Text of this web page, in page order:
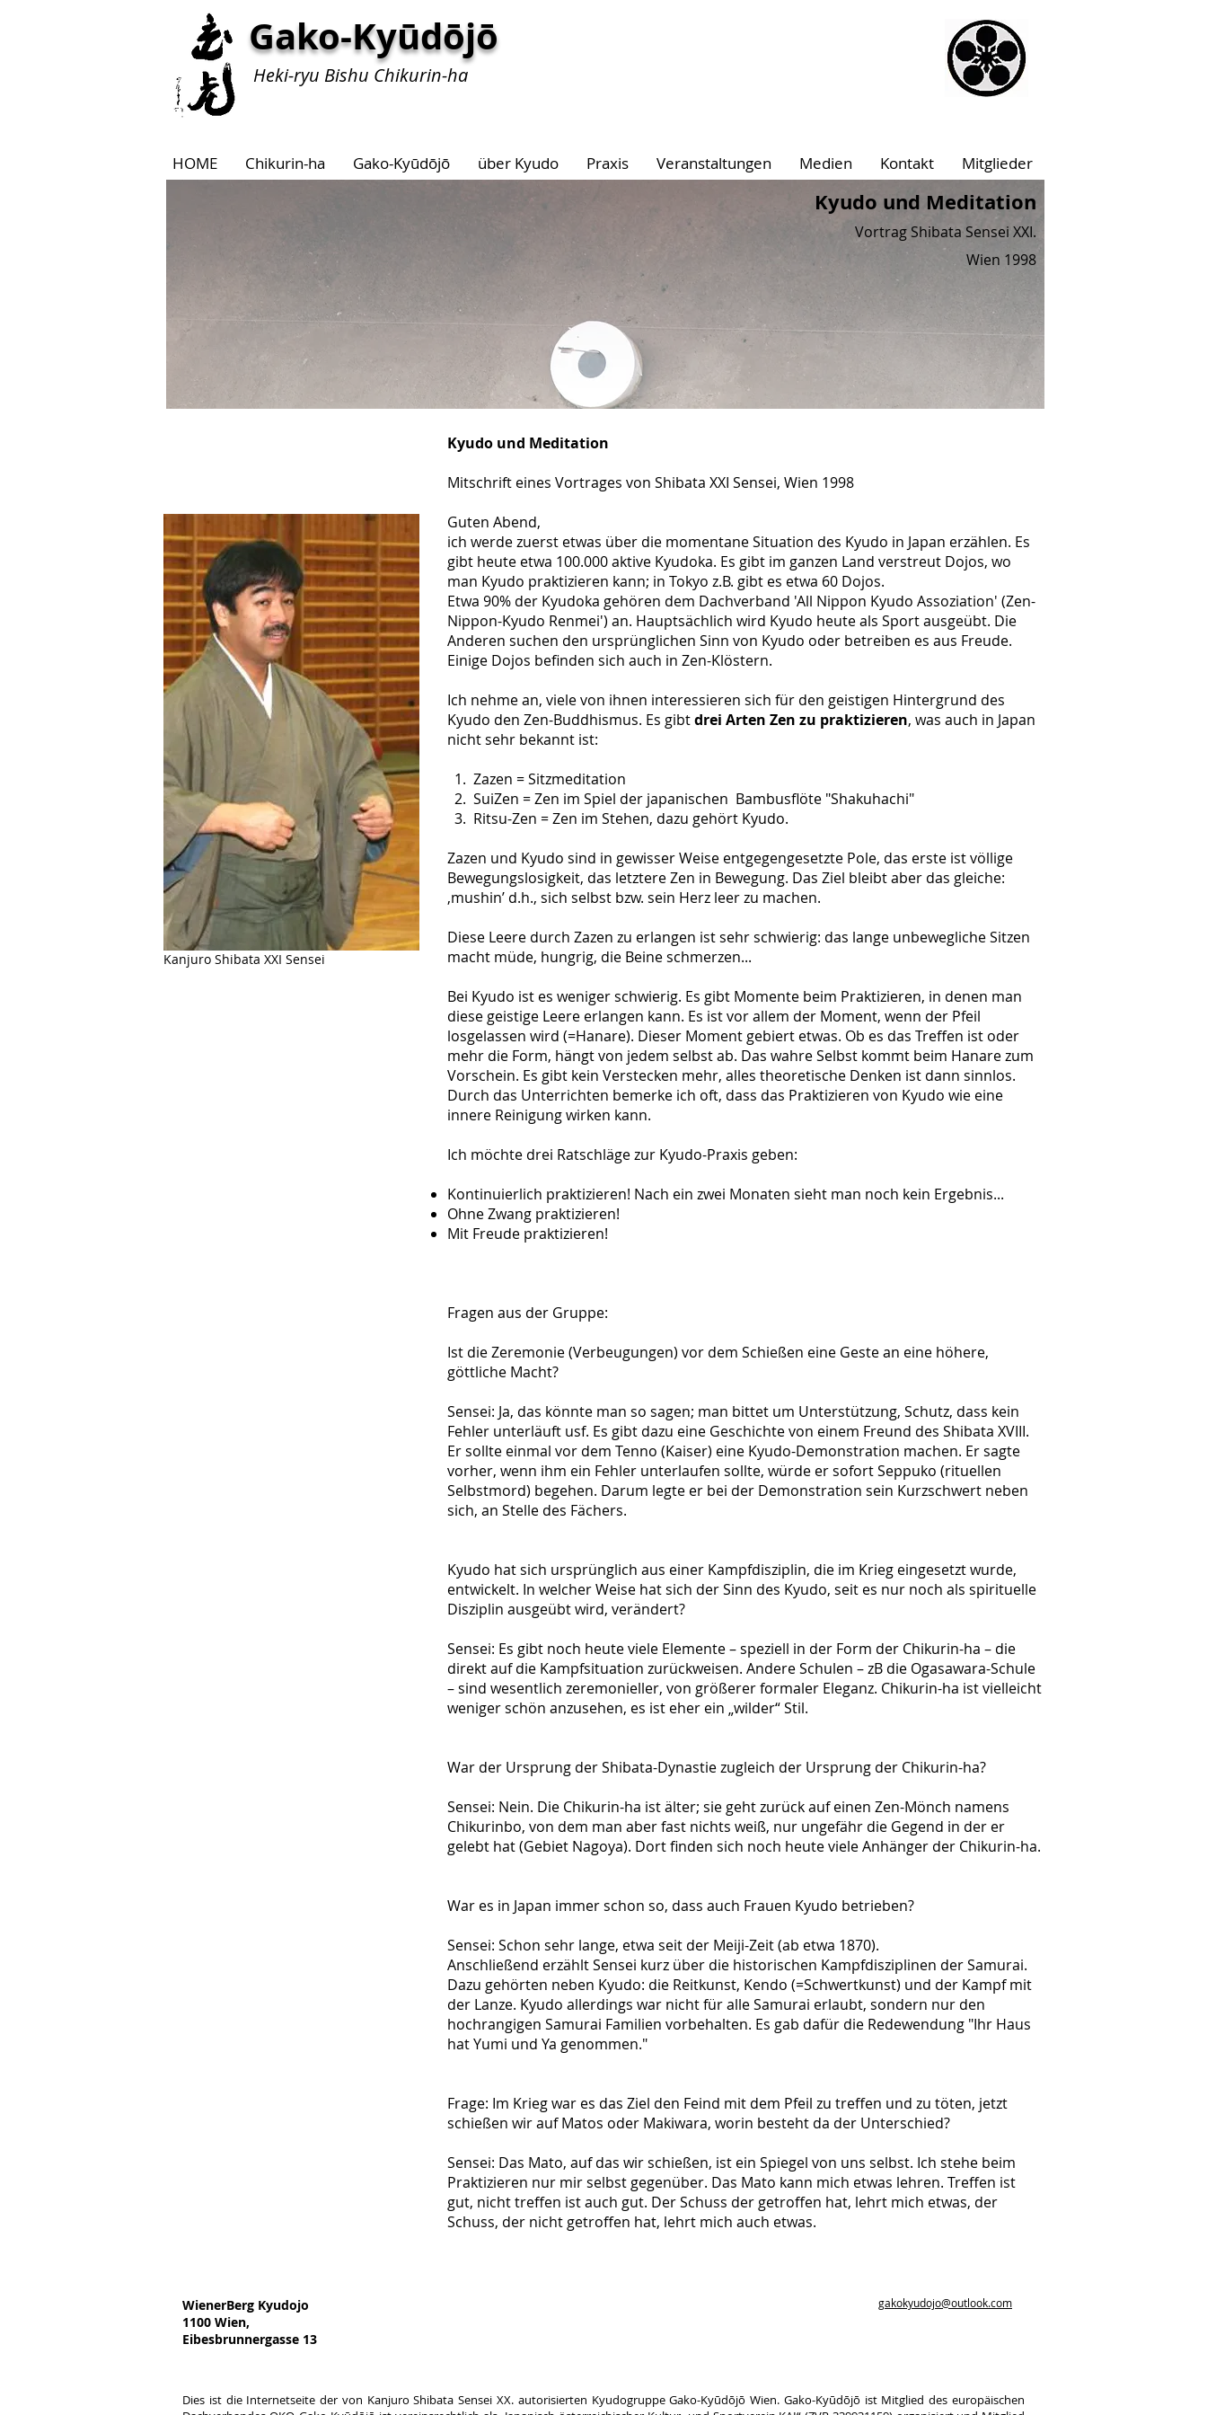
Gako-Kyūdōjō
Heki-ryu Bishu Chikurin-ha
HOME Chikurin-ha Gako-Kyūdōjō über Kyudo Praxis Veranstaltungen Medien Kontakt Mitglieder
Kyudo und Meditation
Vortrag Shibata Sensei XXI.
Wien 1998
Kanjuro Shibata XXI Sensei
Kyudo und Meditation
Mitschrift eines Vortrages von Shibata XXI Sensei, Wien 1998
Guten Abend,
ich werde zuerst etwas über die momentane Situation des Kyudo in Japan erzählen. Es
gibt heute etwa 100.000 aktive Kyudoka. Es gibt im ganzen Land verstreut Dojos, wo
man Kyudo praktizieren kann; in Tokyo z.B. gibt es etwa 60 Dojos.
Etwa 90% der Kyudoka gehören dem Dachverband 'All Nippon Kyudo Assoziation' (Zen-
Nippon-Kyudo Renmei') an. Hauptsächlich wird Kyudo heute als Sport ausgeübt. Die
Anderen suchen den ursprünglichen Sinn von Kyudo oder betreiben es aus Freude.
Einige Dojos befinden sich auch in Zen-Klöstern.
Ich nehme an, viele von ihnen interessieren sich für den geistigen Hintergrund des
Kyudo den Zen-Buddhismus. Es gibtdrei Arten Zen zu praktizieren, was auch in Japan
nicht sehr bekannt ist:
1. Zazen = Sitzmeditation
2. SuiZen = Zen im Spiel der japanischen Bambusflöte "Shakuhachi"
3. Ritsu-Zen = Zen im Stehen, dazu gehört Kyudo.
Zazen und Kyudo sind in gewisser Weise entgegengesetzte Pole, das erste ist völlige
Bewegungslosigkeit, das letztere Zen in Bewegung. Das Ziel bleibt aber das gleiche:
‚mushin’ d.h., sich selbst bzw. sein Herz leer zu machen.
Diese Leere durch Zazen zu erlangen ist sehr schwierig: das lange unbewegliche Sitzen
macht müde, hungrig, die Beine schmerzen...
Bei Kyudo ist es weniger schwierig. Es gibt Momente beim Praktizieren, in denen man
diese geistige Leere erlangen kann. Es ist vor allem der Moment, wenn der Pfeil
losgelassen wird (=Hanare). Dieser Moment gebiert etwas. Ob es das Treffen ist oder
mehr die Form, hängt von jedem selbst ab. Das wahre Selbst kommt beim Hanare zum
Vorschein. Es gibt kein Verstecken mehr, alles theoretische Denken ist dann sinnlos.
Durch das Unterrichten bemerke ich oft, dass das Praktizieren von Kyudo wie eine
innere Reinigung wirken kann.
Ich möchte drei Ratschläge zur Kyudo-Praxis geben:
Kontinuierlich praktizieren! Nach ein zwei Monaten sieht man noch kein Ergebnis...
Ohne Zwang praktizieren!
Mit Freude praktizieren!
Fragen aus der Gruppe:
Ist die Zeremonie (Verbeugungen) vor dem Schießen eine Geste an eine höhere,
göttliche Macht?
Sensei: Ja, das könnte man so sagen; man bittet um Unterstützung, Schutz, dass kein
Fehler unterläuft usf. Es gibt dazu eine Geschichte von einem Freund des Shibata XVIII.
Er sollte einmal vor dem Tenno (Kaiser) eine Kyudo-Demonstration machen. Er sagte
vorher, wenn ihm ein Fehler unterlaufen sollte, würde er sofort Seppuko (rituellen
Selbstmord) begehen. Darum legte er bei der Demonstration sein Kurzschwert neben
sich, an Stelle des Fächers.
Kyudo hat sich ursprünglich aus einer Kampfdisziplin, die im Krieg eingesetzt wurde,
entwickelt. In welcher Weise hat sich der Sinn des Kyudo, seit es nur noch als spirituelle
Disziplin ausgeübt wird, verändert?
Sensei: Es gibt noch heute viele Elemente – speziell in der Form der Chikurin-ha – die
direkt auf die Kampfsituation zurückweisen. Andere Schulen – zB die Ogasawara-Schule
– sind wesentlich zeremonieller, von größerer formaler Eleganz. Chikurin-ha ist vielleicht
weniger schön anzusehen, es ist eher ein „wilder“ Stil.
War der Ursprung der Shibata-Dynastie zugleich der Ursprung der Chikurin-ha?
Sensei: Nein. Die Chikurin-ha ist älter; sie geht zurück auf einen Zen-Mönch namens
Chikurinbo, von dem man aber fast nichts weiß, nur ungefähr die Gegend in der er
gelebt hat (Gebiet Nagoya). Dort finden sich noch heute viele Anhänger der Chikurin-ha.
War es in Japan immer schon so, dass auch Frauen Kyudo betrieben?
Sensei: Schon sehr lange, etwa seit der Meiji-Zeit (ab etwa 1870).
Anschließend erzählt Sensei kurz über die historischen Kampfdisziplinen der Samurai.
Dazu gehörten neben Kyudo: die Reitkunst, Kendo (=Schwertkunst) und der Kampf mit
der Lanze. Kyudo allerdings war nicht für alle Samurai erlaubt, sondern nur den
hochrangigen Samurai Familien vorbehalten. Es gab dafür die Redewendung "Ihr Haus
hat Yumi und Ya genommen."
Frage: Im Krieg war es das Ziel den Feind mit dem Pfeil zu treffen und zu töten, jetzt
schießen wir auf Matos oder Makiwara, worin besteht da der Unterschied?
Sensei: Das Mato, auf das wir schießen, ist ein Spiegel von uns selbst. Ich stehe beim
Praktizieren nur mir selbst gegenüber. Das Mato kann mich etwas lehren. Treffen ist
gut, nicht treffen ist auch gut. Der Schuss der getroffen hat, lehrt mich etwas, der
Schuss, der nicht getroffen hat, lehrt mich auch etwas.
WienerBerg Kyudojo
1100 Wien,
Eibesbrunnergasse 13
gakokyudojo@outlook.com
Dies ist die Internetseite der von Kanjuro Shibata Sensei XX. autorisierten Kyudogruppe Gako-Kyūdōjō Wien. Gako-Kyūdōjō ist Mitglied des europäischen